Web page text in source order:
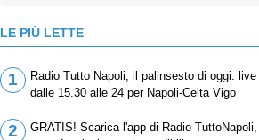
LE PIÙ LETTE
1
Radio Tutto Napoli, il palinsesto di oggi: live
dalle 15.30 alle 24 per Napoli-Celta Vigo
2
GRATIS! Scarica l'app di Radio TuttoNapoli,